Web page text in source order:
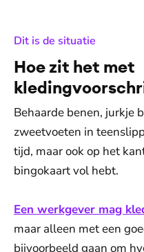
Dit is de situatie
Hoe zit het met
Behaarde benen, jurkje
zweetvoeten in
tijd, maar ook op het
bingokaart vol hebt.
Een werkgever mag
maar alleen met een
bijvoorbeeld gaan om